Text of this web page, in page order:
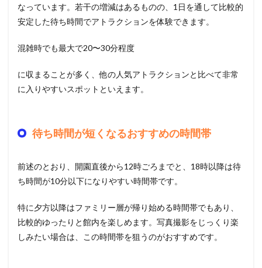
なっています。若干の増減はあるものの、1日を通して比較的
安定した待ち時間でアトラクションを体験できます。
混雑時でも最大で20〜30分程度
に収まることが多く、他の人気アトラクションと比べて非常
に入りやすいスポットといえます。
待ち時間が短くなるおすすめの時間帯
前述のとおり、開園直後から12時ごろまでと、18時以降は待
ち時間が10分以下になりやすい時間帯です。
特に夕方以降はファミリー層が帰り始める時間帯でもあり、
比較的ゆったりと館内を楽しめます。写真撮影をじっくり楽
しみたい場合は、この時間帯を狙うのがおすすめです。